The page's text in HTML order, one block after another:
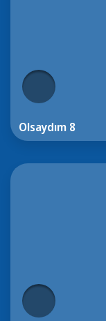
Olsaydım 8